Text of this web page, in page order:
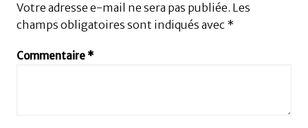
Votre adresse e-mail ne sera pas publiée. Les
champs obligatoires sont indiqués avec *
Commentaire *